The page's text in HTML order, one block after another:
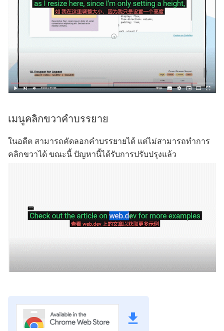
เมนูคลิกขวาคำบรรยาย
ในอดีต สามารถคัดลอกคำบรรยายได้ แต่ไม่สามารถทำการ
คลิกขวาได้ ขณะนี้ ปัญหานี้ได้รับการปรับปรุงแล้ว